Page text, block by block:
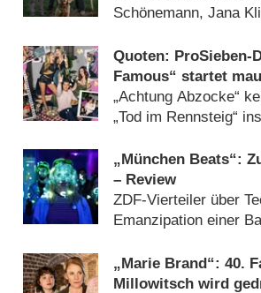
Schönemann, Jana
Quoten: ProSieben-
Famous“ startet
holt Zielgruppensieg
„Achtung Abzocke“
„Tod im Rennsteig“
„München Beats“:
– Review
ZDF-Vierteiler über
Emanzipation einer
Potenzial
„Marie Brand“: 40.
Millowitsch wird